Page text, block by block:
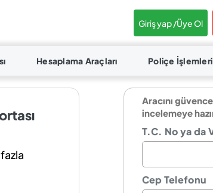
Giriş yap /Üye Ol
Hesaplama Araçları Poliçe İşlemleri
Aracını
incelemeye
T.C. No ya da
Cep Telefonu